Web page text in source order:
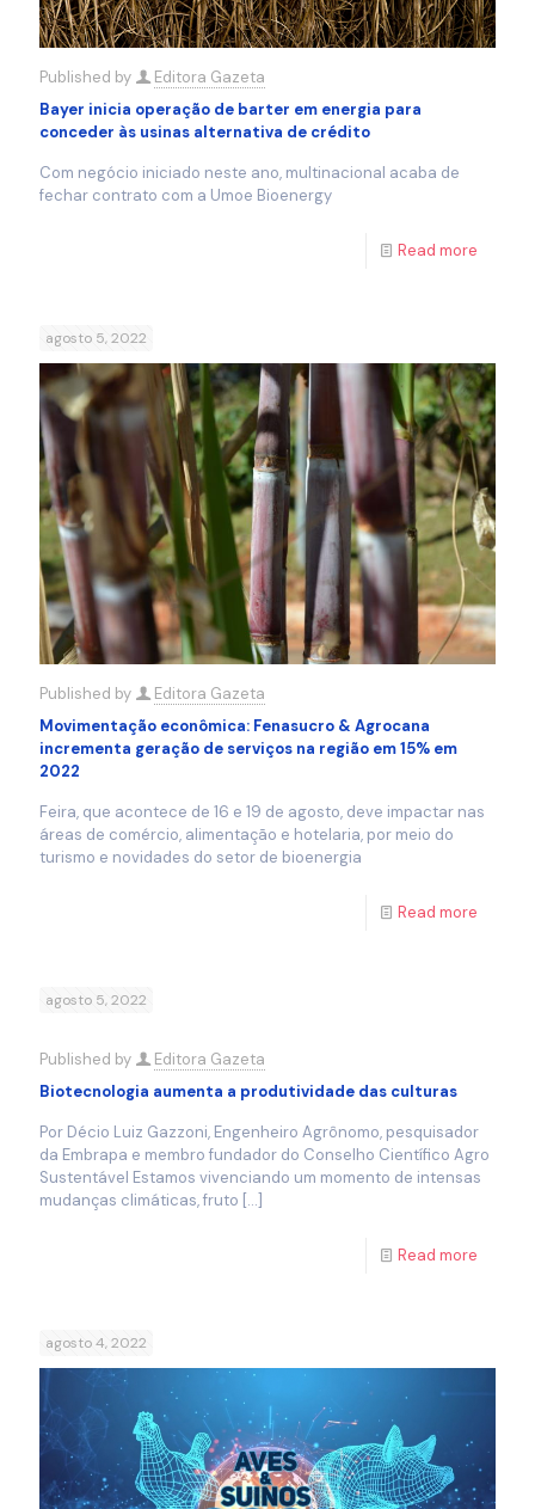
Published by
Editora Gazeta
Bayer inicia operação de barter em energia para
conceder às usinas alternativa de crédito
Com negócio iniciado neste ano, multinacional acaba de
fechar contrato com a Umoe Bioenergy
Read more
agosto 5, 2022
Published by
Editora Gazeta
Movimentação econômica: Fenasucro & Agrocana
incrementa geração de serviços na região em 15% em
2022
Feira, que acontece de 16 e 19 de agosto, deve impactar nas
áreas de comércio, alimentação e hotelaria, por meio do
turismo e novidades do setor de bioenergia
Read more
agosto 5, 2022
Published by
Editora Gazeta
Biotecnologia aumenta a produtividade das culturas
Por Décio Luiz Gazzoni, Engenheiro Agrônomo, pesquisador
da Embrapa e membro fundador do Conselho Científico Agro
Sustentável Estamos vivenciando um momento de intensas
mudanças climáticas, fruto […]
Read more
agosto 4, 2022